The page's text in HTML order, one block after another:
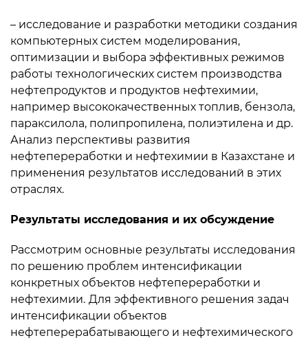
– исследование и разработки методики создания
компьютерных систем моделирования,
оптимизации и выбора эффективных режимов
работы технологических систем производства
нефтепродуктов и продуктов нефтехимии,
например высококачественных топлив, бензола,
параксилола, полипропилена, полиэтилена и др.
Анализ перспективы развития
нефтепереработки и нефтехимии в Казахстане и
применения результатов исследований в этих
отраслях.
Результаты исследования и их обсуждение
Рассмотрим основные результаты исследования
по решению проблем интенсификации
конкретных объектов нефтепереработки и
нефтехимии. Для эффективного решения задач
интенсификации объектов
нефтеперерабатывающего и нефтехимического